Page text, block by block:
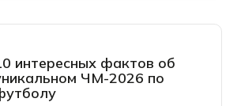
интересных фактов об
ЧМ-2026 по